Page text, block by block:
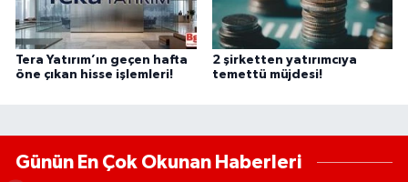
Tera Yatırım’ın geçen hafta
öne çıkan hisse işlemleri!
2 şirketten yatırımcıya
temettü müjdesi!
Günün En Çok Okunan Haberleri